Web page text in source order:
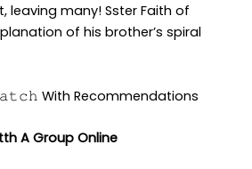
leaving many! Sster Faith of
of his brother’s spiral
A Group Online